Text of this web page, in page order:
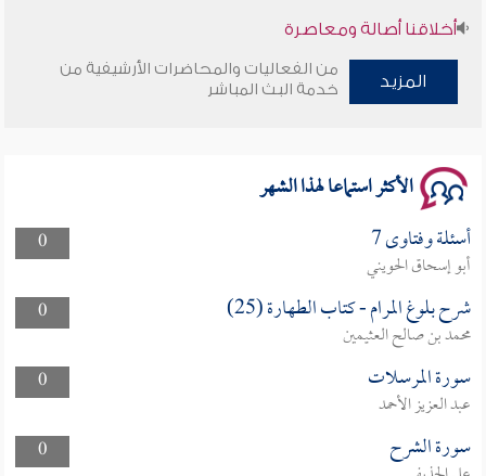
أخلاقنا أصالة ومعاصرة
وأمنهم من خوف 9
المزيد
من الفعاليات والمحاضرات الأرشيفية من
خدمة البث المباشر
الأكثر استماعا لهذا الشهر
0 أسئلة وفتاوى 7
أبو إسحاق الحويني
0
شرح بلوغ المرام - كتاب الطهارة (25)
محمد بن صالح العثيمين
0
سورة المرسلات
عبد العزيز الأحمد
0
سورة الشرح